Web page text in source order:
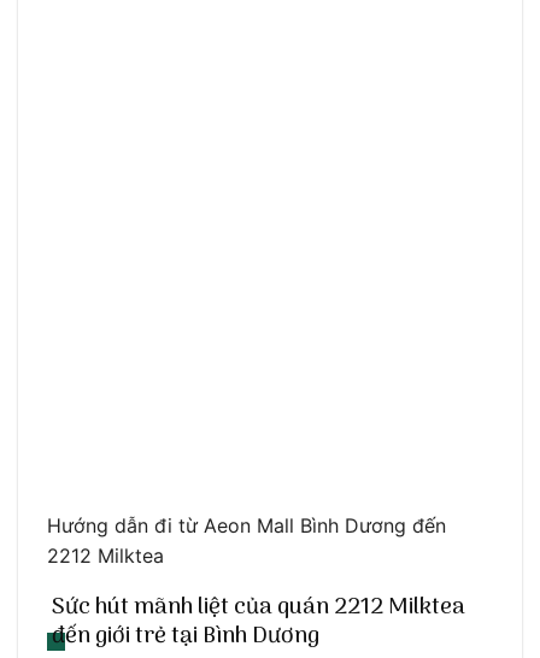
Hướng dẫn đi từ Aeon Mall Bình Dương đến
2212 Milktea
Sức hút mãnh liệt của quán 2212 Milktea
đến giới trẻ tại Bình Dương